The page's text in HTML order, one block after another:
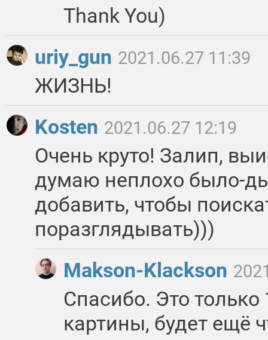
Thank You)
uriy_gun 2021.06.27 11:39
ЖИЗНЬ!
Kosten 2021.06.27 12:19
Очень круто! Залип,
думаю неплохо было-
добавить, чтобы
поразглядывать)))
Makson-Klackson
Спасибо. Это
картины, будет ещё